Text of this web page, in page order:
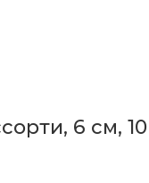
6 см, 10